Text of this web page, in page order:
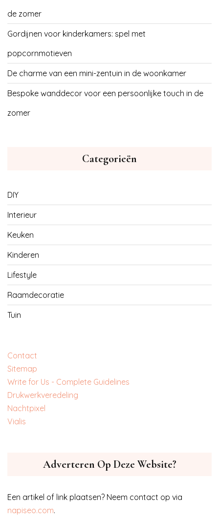
de zomer
Gordijnen voor kinderkamers: spel met
popcornmotieven
De charme van een mini-zentuin in de woonkamer
Bespoke wanddecor voor een persoonlijke touch in de
zomer
Categorieën
DIY
Interieur
Keuken
Kinderen
Lifestyle
Raamdecoratie
Tuin
Contact
Sitemap
Write for Us - Complete Guidelines
‎Drukwerkveredeling
‎Nachtpixel
‎Vialis
Adverteren Op Deze Website?
Een artikel of link plaatsen? Neem contact op via
napiseo.com.